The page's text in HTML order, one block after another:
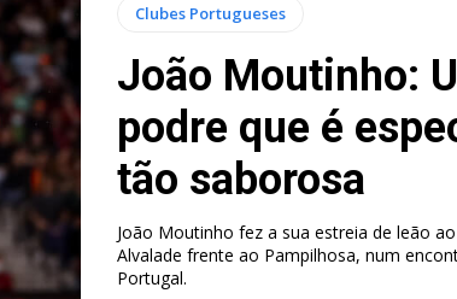
Clubes Portugueses
João Moutinho:
podre que é
tão saborosa
João Moutinho fez a sua estreia de leão
Alvalade frente ao Pampilhosa, num
Portugal.